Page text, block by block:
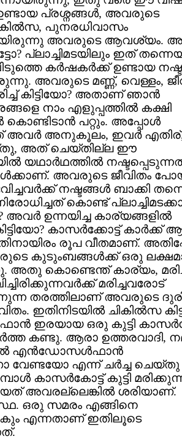
ഉണ്ടായ പ്രശ്നങ്ങള്‍, അവരുടെ
പുനരധിവാസം
അവരുടെ ആവശ്യം.
പ്ലാച്ചിമടയിലും ഇത്
കര്‍ഷകര്‍ക്ക് ഉണ്ടായ
അവരുടെ മണ്ണ്, വെള്ളം,
കിട്ടിയോ? അതാണ്‌ ഞാന്‍
നാം എളുപ്പത്തില്‍ കക്ഷി
കൊണ്ടിടാന്‍ പറ്റും. അപ്പോള്‍
അവര്‍ അനുകൂലം, ഇവര്‍
അത് ചെയ്തില്ല ഈ
യഥാര്‍ഥത്തില്‍
അവരുടെ ജീവിതം
നഷ്ടങ്ങള്‍ ബാക്കി
കൊണ്ട്
അവര്‍ ഉന്നയിച്ച കാര്യങ്ങളില്‍
കാസര്‍ക്കോട്ട് കാര്‍ക്ക്
രൂപ വീതമാണ്.
കുടുംബങ്ങള്‍ക്ക് ഒരു
അതു കൊണ്ടെന്ത് കാര്യം,
മരിച്ചവരോട്
തരത്തിലാണ് അവരുടെ
ഇതിനിടയില്‍ ചികില്‍സ
ഇരയായ ഒരു കുട്ടി
കണ്ടു. ആരാ ഉത്തരവാദി,
എന്‍ഡോസള്‍ഫാന്‍
വേണ്ടയോ എന്ന് ചര്‍ച്ച ചെയ്തു
കാസര്‍കോട്ട് കുട്ടി
അവരല്ലെങ്കില്‍ ശരിയാണ്.
ഒരു സമരം എങ്ങിനെ
എന്നതാണ് ഇതിലൂടെ